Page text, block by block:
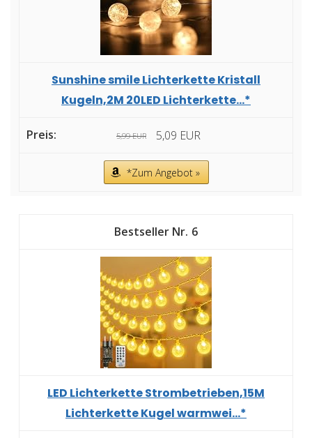
Sunshine smile Lichterkette Kristall
Kugeln,2M 20LED Lichterkette...*
5,99 EUR 5,09 EUR
*Zum Angebot »
6
LED Lichterkette Strombetrieben,15M
Lichterkette Kugel warmwei...*